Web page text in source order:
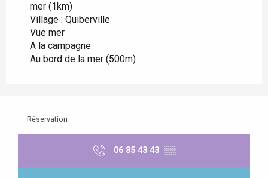
mer (1km)
Village : Quiberville
Vue mer
A la campagne
Au bord de la mer (500m)
Réservation
06 85 43 43 ▒▒